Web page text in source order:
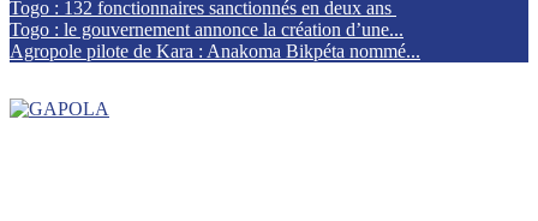
Togo : 132 fonctionnaires sanctionnés en deux ans
Togo : le gouvernement annonce la création d’une...
Agropole pilote de Kara : Anakoma Bikpéta nommé...